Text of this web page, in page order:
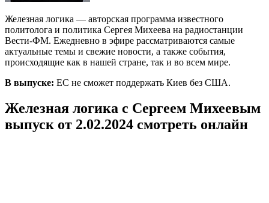
Железная логика — авторская программа известного
политолога и политика Сергея Михеева на радиостанции
Вести-ФМ. Ежедневно в эфире рассматриваются самые
актуальные темы и свежие новости, а также события,
происходящие как в нашей стране, так и во всем мире.
В выпуске: ЕС не сможет поддержать Киев без США.
Железная логика с Сергеем Михеевым
выпуск от 2.02.2024 смотреть онлайн